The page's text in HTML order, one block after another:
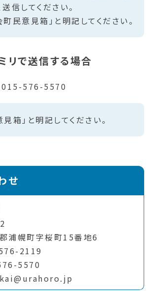
信してください。
民意見箱」と明記してください。
リで送信する場合
015-576-5570
箱」と明記してください。
せ
浦幌町字桜町15番地6
2119
5570